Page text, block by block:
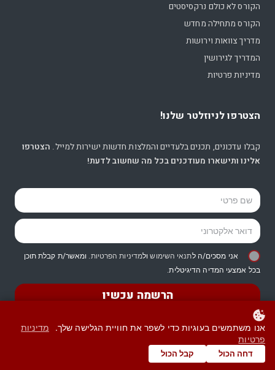
הקורס לא כולם נרקסיסטים
הקורס מתחילה מחדש
מדריך צוואות וירושות
המדריך לגירושין
מדיניות פרטיות
הצטרפו לניוזלטר שלנו!
קבלו עדכונים, תכנים בלעדיים והמלצות חדשות ישירות למייל. הצטרפו
אלינו ותישארו מעודכנים בכל מה שחשוב לדעת!
אני מסכים/ה לתנאי השימושולמדיניות הפרטיות. ומאשר/ת קבלת תוכן
בכל אמצעי המדיה הדיגיטלית.
הרשמה עכשיו
© כל הזכויות שמורות -
אנו משתמשים בעוגיות כדי לשפר את חוויית הגלישה שלך.
מדיניות
פרטיות
דחה הכול קבל הכול